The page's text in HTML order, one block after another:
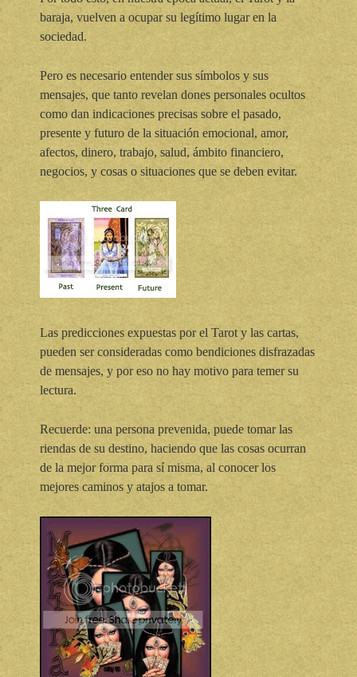
baraja, vuelven a ocupar su legítimo lugar en la
sociedad.
Pero es necesario entender sus símbolos y sus
mensajes, que tanto revelan dones personales ocultos
como dan indicaciones precisas sobre el pasado,
presente y futuro de la situación emocional, amor,
afectos, dinero, trabajo, salud, ámbito financiero,
negocios, y cosas o situaciones que se deben evitar.
Las predicciones expuestas por el Tarot y las cartas,
pueden ser consideradas como bendiciones disfrazadas
de mensajes, y por eso no hay motivo para temer su
lectura.
Recuerde: una persona prevenida, puede tomar las
riendas de su destino, haciendo que las cosas ocurran
de la mejor forma para sí misma, al conocer los
mejores caminos y atajos a tomar.